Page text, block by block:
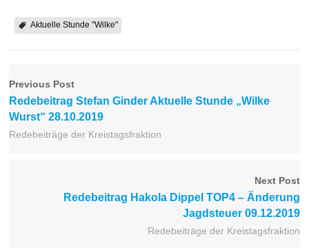
Aktuelle Stunde "Wilke"
Previous Post
Redebeitrag Stefan Ginder Aktuelle Stunde „Wilke
Wurst“ 28.10.2019
Redebeiträge der Kreistagsfraktion
Next Post
Redebeitrag Hakola Dippel TOP4 – Änderung
Jagdsteuer 09.12.2019
Redebeiträge der Kreistagsfraktion